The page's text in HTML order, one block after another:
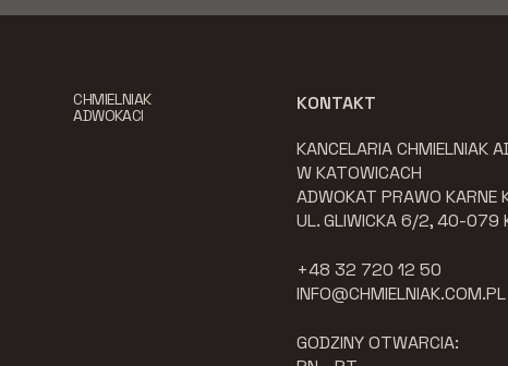
CHMIELNIAK
ADWOKACI
KONTAKT
KANCELARIA CHMIELNIAK
W KATOWICACH
ADWOKAT PRAWO KARNE
UL. GLIWICKA 6/2, 40-079
+48 32 720 12 50
INFO@CHMIELNIAK.COM.PL
GODZINY OTWARCIA: